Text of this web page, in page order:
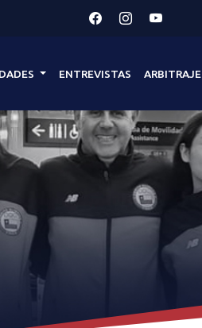
ENTREVISTAS ARBITRAJE